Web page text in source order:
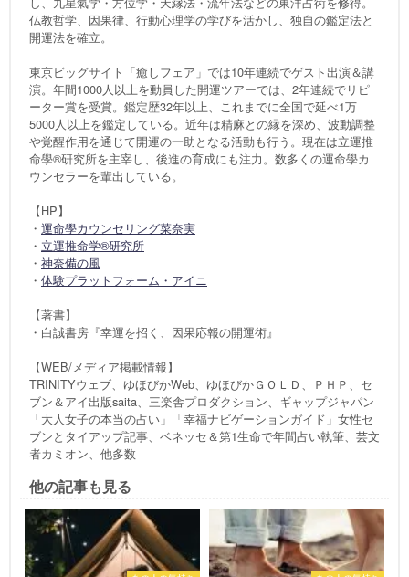
仏教哲学、因果律、行動心理学の学びを活かし、独自の鑑定法と
開運法を確立。
東京ビッグサイト「癒しフェア」では10年連続でゲスト出演＆講
演。年間1000人以上を動員した開運ツアーでは、2年連続でリピ
ーター賞を受賞。鑑定歴32年以上、これまでに全国で延べ1万
5000人以上を鑑定している。近年は精麻との縁を深め、波動調整
や覚醒作用を通じて開運の一助となる活動も行う。現在は立運推
命學®研究所を主宰し、後進の育成にも注力。数多くの運命學カ
ウンセラーを輩出している。
【HP】
・ 運命學カウンセリング菜奈実
・ 立運推命学®研究所
・ 神奈備の風
・ 体験プラットフォーム・アイニ
【著書】
・白誠書房『幸運を招く、因果応報の開運術』
【WEB/メディア掲載情報】
TRINITYウェブ、ゆほびかWeb、ゆほびかＧＯＬＤ、ＰＨＰ、セ
ブン＆アイ出版saita、三楽舎プロダクション、ギャップジャパン
「大人女子の本当の占い」「幸福ナビゲーションガイド」女性セ
ブンとタイアップ記事、ベネッセ＆第1生命で年間占い執筆、芸文
者カミオン、他多数
他の記事も見る